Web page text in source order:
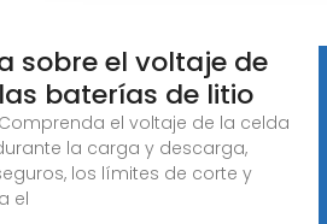
sobre el voltaje de
baterías de litio
el voltaje de la celda
la carga y descarga,
los límites de corte y
el